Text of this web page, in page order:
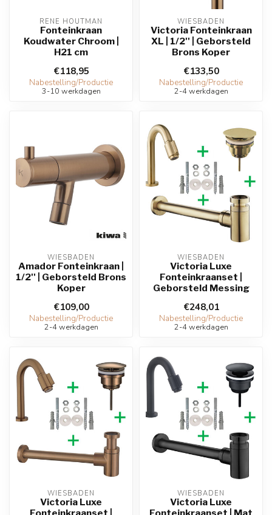
RENE HOUTMAN
Fonteinkraan
Koudwater Chroom |
H21 cm
€118,95
Nabestelling/Productie
3-10 werkdagen
WIESBADEN
Victoria Fonteinkraan
XL | 1/2'' | Geborsteld
Brons Koper
€133,50
Nabestelling/Productie
2-4 werkdagen
WIESBADEN
Amador Fonteinkraan |
1/2'' | Geborsteld Brons
Koper
€109,00
Nabestelling/Productie
2-4 werkdagen
WIESBADEN
Victoria Luxe
Fonteinkraanset |
Geborsteld Messing
€248,01
Nabestelling/Productie
2-4 werkdagen
WIESBADEN
Victoria Luxe
WIESBADEN
Victoria Luxe